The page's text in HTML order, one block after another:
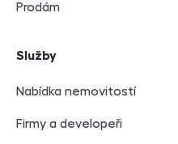
Prodám
Služby
Nabídka nemovitostí
Firmy a developeři